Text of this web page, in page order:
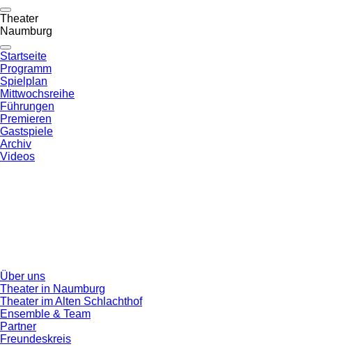
Theater
Naumburg
Startseite
Programm
Spielplan
Mittwochsreihe
Führungen
Premieren
Gastspiele
Archiv
Videos
Über uns
Theater in Naumburg
Theater im Alten Schlachthof
Ensemble & Team
Partner
Freundeskreis